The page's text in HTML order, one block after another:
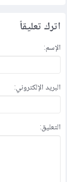
اترك تعليقاً
الإسم:
البريد الإلكتروني:
التعليق: